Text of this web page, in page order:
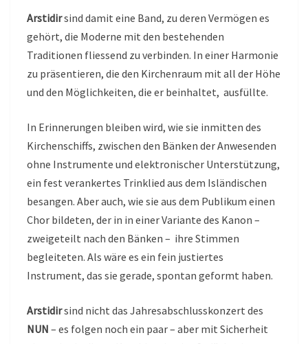
Arstidirsind damit eine Band, zu deren Vermögen es
gehört, die Moderne mit den bestehenden
Traditionen fliessend zu verbinden. In einer Harmonie
zu präsentieren, die den Kirchenraum mit all der Höhe
und den Möglichkeiten, die er beinhaltet, ausfüllte.
In Erinnerungen bleiben wird, wie sie inmitten des
Kirchenschiffs, zwischen den Bänken der Anwesenden
ohne Instrumente und elektronischer Unterstützung,
ein fest verankertes Trinklied aus dem Isländischen
besangen. Aber auch, wie sie aus dem Publikum einen
Chor bildeten, der in in einer Variante des Kanon –
zweigeteilt nach den Bänken – ihre Stimmen
begleiteten. Als wäre es ein fein justiertes
Instrument, das sie gerade, spontan geformt haben.
Arstidirsind nicht das Jahresabschlusskonzert des
NUN – es folgen noch ein paar – aber mit Sicherheit